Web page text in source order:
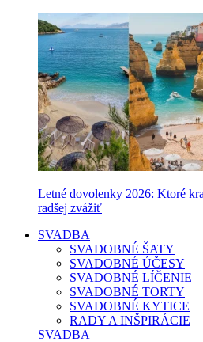
Letné dovolenky 2026: Ktoré
radšej zvážiť
SVADBA
SVADOBNÉ ŠATY
SVADOBNÉ ÚČESY
SVADOBNÉ LÍČENIE
SVADOBNÉ TORTY
SVADOBNÉ KYTICE
RADY A INŠPIRÁCIE
SVADBA